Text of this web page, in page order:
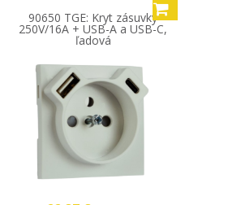
90650 TGE: Kryt zásuvky
250V/16A + USB-A a USB-C,
ľadová